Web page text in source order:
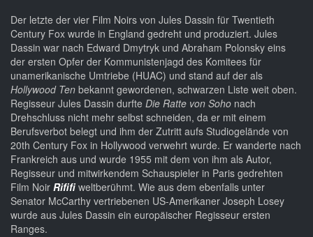
Der letzte der vier Film Noirs von Jules Dassin für Twentieth
Century Fox wurde in England gedreht und produziert. Jules
Dassin war nach Edward Dmytryk und Abraham Polonsky eins
der ersten Opfer der Kommunistenjagd des Komitees für
unamerikanische Umtriebe (HUAC) und stand auf der als
Hollywood Ten bekannt gewordenen, schwarzen Liste weit oben.
Regisseur Jules Dassin durfte Die Ratte von Soho nach
Drehschluss nicht mehr selbst schneiden, da er mit einem
Berufsverbot belegt und ihm der Zutritt aufs Studiogelände von
20th Century Fox in Hollywood verwehrt wurde. Er wanderte nach
Frankreich aus und wurde 1955 mit dem von ihm als Autor,
Regisseur und mitwirkendem Schauspieler in Paris gedrehten
Film Noir Rififi weltberühmt. Wie aus dem ebenfalls unter
Senator McCarthy vertriebenen US-Amerikaner Joseph Losey
wurde aus Jules Dassin ein europäischer Regisseur ersten
Ranges.